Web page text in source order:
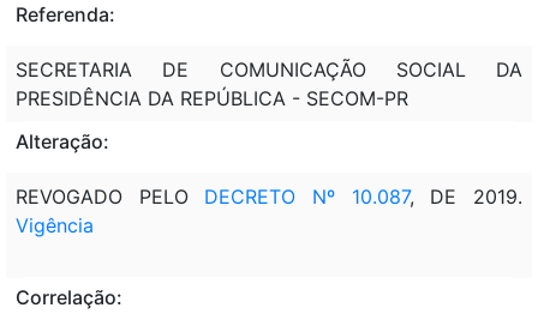
Referenda:
SECRETARIA DE COMUNICAÇÃO SOCIAL DA
PRESIDÊNCIA DA REPÚBLICA - SECOM-PR
Alteração:
REVOGADO PELO DECRETO Nº 10.087, DE 2019.
Vigência
Correlação: